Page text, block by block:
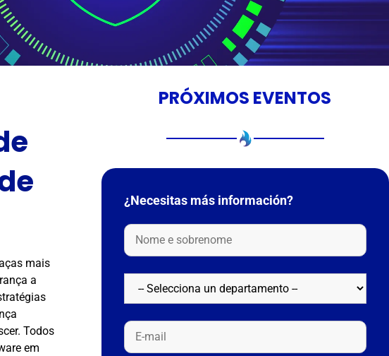
mais
a
Todos
em
PRÓXIMOS EVENTOS
¿Necesitas más información?